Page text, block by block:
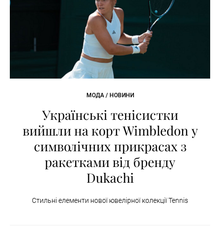
МОДА / НОВИНИ
Українські тенісистки
вийшли на корт Wimbledon у
символічних прикрасах з
ракетками від бренду
Dukachi
Стильні елементи нової ювелірної колекції Tennis